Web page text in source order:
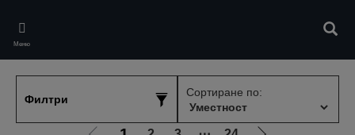
main
content
Меню
Филтри
Сортиране по: